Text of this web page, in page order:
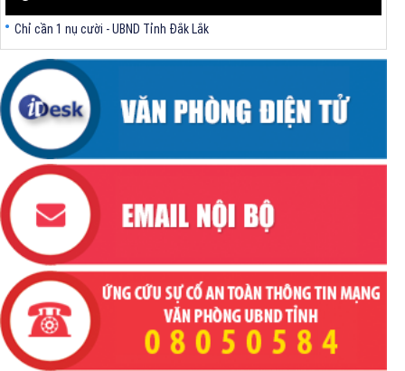
Chỉ cần 1 nụ cười - UBND Tỉnh Đắk Lắk